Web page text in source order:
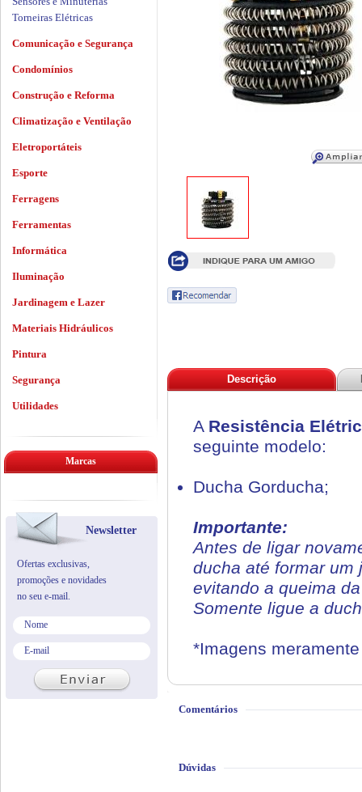
Descrição
A Resistência
seguinte modelo:
Ducha Gorducha;
Importante:
Antes de ligar
ducha até formar um
evitando a queima
Somente ligue a
*Imagens
Comentários
Dúvidas
Torneiras Elétricas
Comunicação e Segurança
Condomínios
Construção e Reforma
Climatização e Ventilação
Eletroportáteis
Esporte
Ferragens
Ferramentas
Informática
Iluminação
Jardinagem e Lazer
Materiais Hidráulicos
Pintura
Segurança
Utilidades
Marcas
Newsletter
Ofertas exclusivas,
promoções e novidades
no seu e-mail.